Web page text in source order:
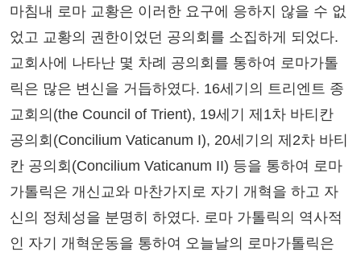
마침내 로마 교황은 이러한 요구에 응하지 않을 수 없
었고 교황의 권한이었던 공의회를 소집하게 되었다.
교회사에 나타난 몇 차례 공의회를 통하여 로마가톨
릭은 많은 변신을 거듭하였다. 16세기의 트리엔트 종
교회의(the Council of Trient), 19세기 제1차 바티칸
공의회(Concilium Vaticanum I), 20세기의 제2차 바티
칸 공의회(Concilium Vaticanum II) 등을 통하여 로마
가톨릭은 개신교와 마찬가지로 자기 개혁을 하고 자
신의 정체성을 분명히 하였다. 로마 가톨릭의 역사적
인 자기 개혁운동을 통하여 오늘날의 로마가톨릭은